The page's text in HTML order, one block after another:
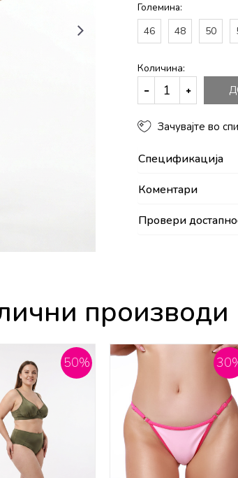
Големина:
46
48 50
Количина:
Зачувајте во
Спецификација
Коментари
Провери
производи
50% 30